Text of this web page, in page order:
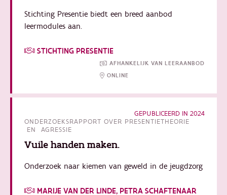
Stichting Presentie biedt een breed aanbod
leermodules aan.
STICHTING PRESENTIE
AFHANKELIJK VAN LEERAANBOD
ONLINE
ONDERZOEKSRAPPORT OVER PRESENTIETHEORIE
EN AGRESSIE
GEPUBLICEERD IN 2024
Vuile handen maken.
Onderzoek naar kiemen van geweld in de jeugdzorg
MARIJE VAN DER LINDE, PETRA SCHAFTENAAR